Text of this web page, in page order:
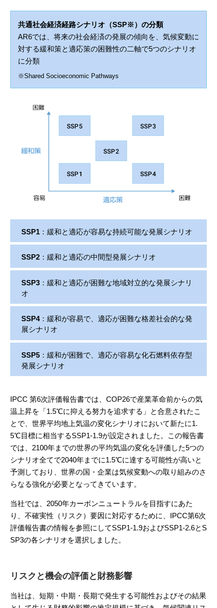
共通社会経済経路シナリオ（SSP※）の分類
AR6では、将来の社会経済の発展の傾向を、気候変動に
対する緩和策と適応策の困難性の二軸で5つのシナリオ
に分類
※Shared Socioeconomic Pathways
SSP1：緩和と適応が容易な持続可能な発展シナリオ
SSP2：緩和と適応の中間型発展シナリオ
SSP3：緩和と適応が困難な地域対立的な発展シナリ
オ
SSP4：緩和が容易で、適応が困難な格差社会的な発
展シナリオ
SSP5：緩和が困難で、適応が容易な化石燃料依存型
発展シナリオ
IPCC 第6次評価報告書では、COP26で産業革命前からの気
温上昇を「1.5℃に抑える努力を追求する」と合意されたこ
とで、世界平均地上気温の変化シナリオにおいて新たに1.
5℃目標に相当するSSP1-1.9が設定されました。この報告書
では、2100年までの世界の平均気温の変化を評価した5つの
シナリオ全てで2040年までに1.5℃に達する可能性が高いと
予測しており、世界の国・企業は気候変動への取り組みのさ
らなる強化が必要となってきています。
当社では、2050年カーボンニュートラルを目指すにあた
り、不確実性（リスク）要因に対応するために、IPCC第6次
評価報告書の情報を参照にしてSSP1-1.9およびSSP1-2.6とS
SP3の各シナリオを選択しました。
リスクと機会の評価と財務影響
当社は、短期・中期・長期で発生する可能性およびその結果